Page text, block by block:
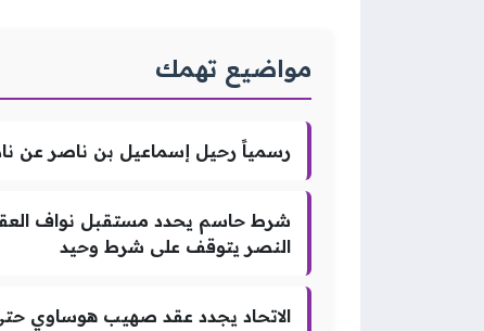
مواضيع تهمك
رسمياً رحيل إسماعيل بن ناصر عن
شرط حاسم يحدد مستقبل نواف
النصر يتوقف على شرط وحيد
الاتحاد يجدد عقد صهيب هوساوي حتى